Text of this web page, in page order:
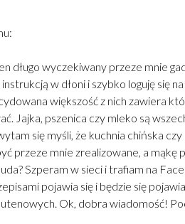
długo wyczekiwany przeze mnie
w dłoni i szybko loguję się
większość z nich zawiera
Jajka, pszenica czy mleko są
się myśli, że kuchnia chińska
przeze mnie zrealizowane, a mąkę
Szperam w sieci i trafiam na
pojawia się i będzie się
Ok, dobra wiadomość!